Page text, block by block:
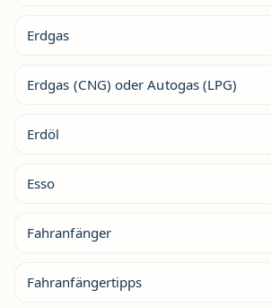
Erdgas
Erdgas (CNG) oder Autogas (LPG)
Erdöl
Esso
Fahranfänger
Fahranfängertipps